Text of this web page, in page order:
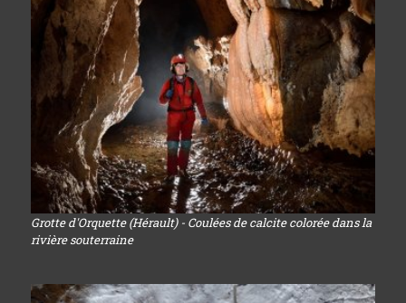
Grotte d'Orquette (Hérault) - Coulées de calcite colorée dans la
rivière souterraine